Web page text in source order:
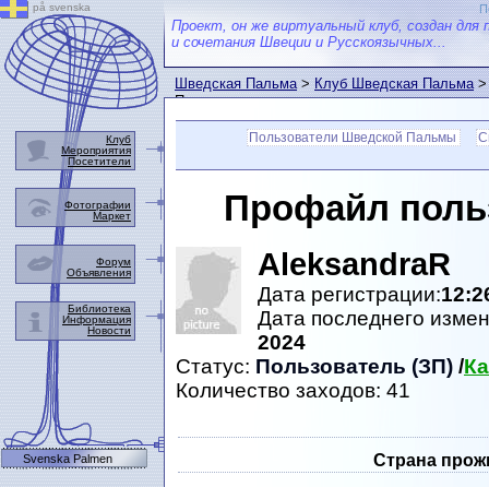
Проект, он же виртуальный клуб, создан для
и сочетания Швеции и Русскоязычных...
Шведская Пальма>Клуб Шведская Пальма>
Пальмы
Пользователи Шведской Пальмы
Профайл
AleksandraR
Дата регистрации:
Дата последнего
2024
Статус: Пользователь (ЗП) /
Количество заходов: 41
Страна
på svenska
Клуб
Мероприятия
Посетители
Фотографии
Маркет
Форум
Объявления
Библиотека
Информация
Новости
Svenska Palmen